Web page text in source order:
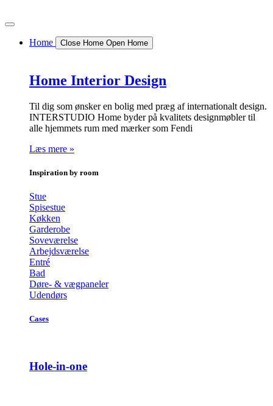
til
Home
Close Home Open Home
Home Interior Design
Til dig som ønsker en bolig med præg af internationalt design.
INTERSTUDIO Home byder på kvalitets designmøbler til
alle hjemmets rum med mærker som Fendi
Læs mere »
Inspiration by room
Stue
Spisestue
Køkken
Garderobe
Soveværelse
Arbejdsværelse
Entré
Bad
Døre- & vægpaneler
Udendørs
Cases
Hole-in-one